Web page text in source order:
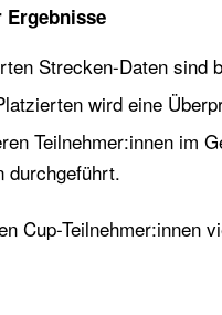
Ergebnisse
Strecken-Daten sind
wird eine
Teilnehmer:innen im
durchgeführt.
Cup-Teilnehmer:innen